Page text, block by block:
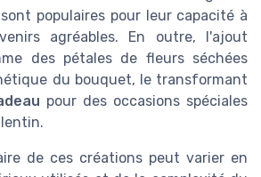
populaires pour leur capacité à
agréables. En outre, l'ajout
des pétales de fleurs séchées
du bouquet, le transformant
pour des occasions spéciales
de ces créations peut varier en